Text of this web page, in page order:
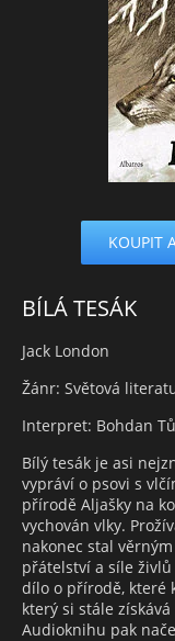
KOUPIT
BÍLÁ TESÁK
Jack London
Žánr: Světová
Interpret: Bohdan
Bílý tesák je asi
vypráví o psovi s
přírodě Aljašky na
vychován vlky.
nakonec stal
přátelství a síle
dílo o přírodě, které
který si stále
Audioknihu pak